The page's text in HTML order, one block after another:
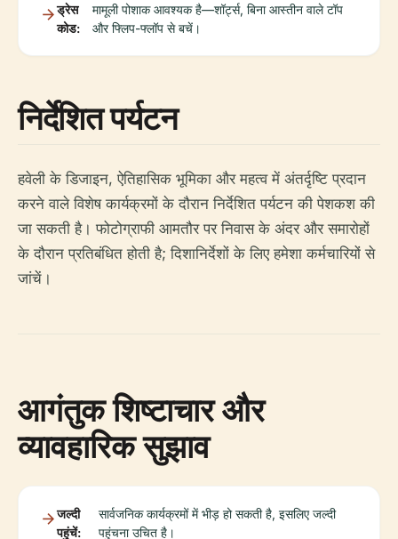
ड्रेस
कोड:
मामूली पोशाक आवश्यक है—शॉर्ट्स, बिना आस्तीन वाले टॉप
और फ्लिप-फ्लॉप से बचें।
निर्देशित पर्यटन
हवेली के डिजाइन, ऐतिहासिक भूमिका और महत्व में अंतर्दृष्टि प्रदान
करने वाले विशेष कार्यक्रमों के दौरान निर्देशित पर्यटन की पेशकश की
जा सकती है। फोटोग्राफी आमतौर पर निवास के अंदर और समारोहों
के दौरान प्रतिबंधित होती है; दिशानिर्देशों के लिए हमेशा कर्मचारियों से
जांचें।
आगंतुक शिष्टाचार और
व्यावहारिक सुझाव
जल्दी
पहुंचें:
सार्वजनिक कार्यक्रमों में भीड़ हो सकती है, इसलिए जल्दी
पहुंचना उचित है।